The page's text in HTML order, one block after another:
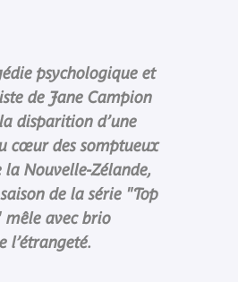
psychologique et
de Jane Campion
disparition d’une
cœur des somptueux
la Nouvelle-Zélande,
de la série "Top
mêle avec brio
l’étrangeté.